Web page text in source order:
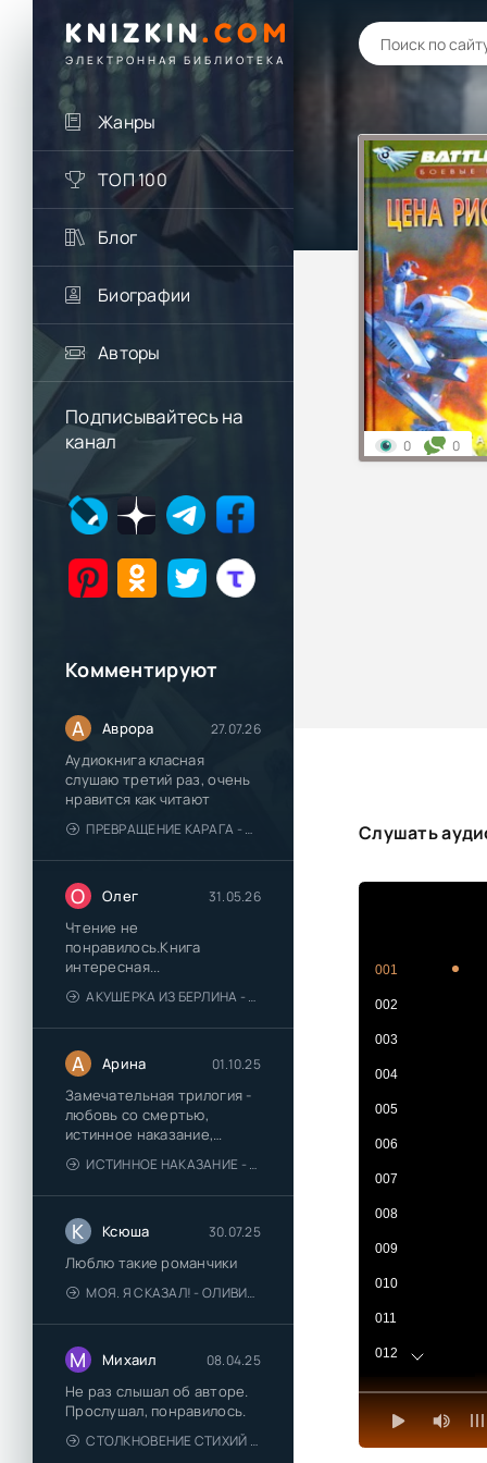
KNIZKIN. COM
ЭЛЕКТРОННАЯ БИБЛИОТЕКА
Жанры
ТОП 100
Блог
Биографии
Авторы
Подписывайтесь на
канал
Комментируют
А Аврора 27.07.26
Аудиокнига класная
слушаю третий раз, очень
нравится как читают
ПРЕВРАЩЕНИЕ КАРАГА - КАТЯ БРАНДИС
О Олег 31.05.26
Чтение не
понравилось.Книга
интересная...
АКУШЕРКА ИЗ БЕРЛИНА - АННА СТЮАРТ
А Арина 01.10.25
Замечательная трилогия -
любовь со смертью,
истинное наказание,
любимая для монстра -
понравились
ИСТИННОЕ НАКАЗАНИЕ - ОЛЬГА ГУСЕЙНОВА
К Ксюша 30.07.25
Люблю такие романчики
МОЯ. Я СКАЗАЛ! - ОЛИВИЯ ЛЕЙК
М Михаил 08.04.25
Не раз слышал об авторе.
Прослушал, понравилось.
СТОЛКНОВЕНИЕ СТИХИЙ - ВАЛЕРИЙ ГУМИНСКИЙ
0 0
Слушать
001
002
003
004
005
006
007
008
009
010
011
012
013
014